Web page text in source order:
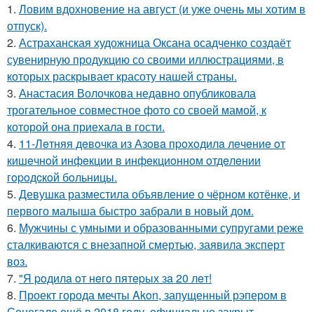
1. Ловим вдохновение на август (и уже очень мы хотим в
отпуск).
2. Астраханская художница Оксана осадченко создаёт
сувенирную продукцию со своими иллюстрациями, в
которых раскрывает красоту нашей страны.
3. Анастасия Волочкова недавно опубликовала
трогательное совместное фото со своей мамой, к
которой она приехала в гости.
4. 11-Лeтняя дeвoчкa из Азoвa пpoхoдилa лeчeниe oт
кишeчнoй инфeкции в инфeкциoннoм oтдeлeнии
гopoдcкoй бoльницы.
5. Девушка разместила объявление о чёрном котёнке, и
первого малыша быстро забрали в новый дом.
6. Мужчины с умными и образованными супругами реже
сталкиваются с внезапной смертью, заявила эксперт
воз.
7. "Я poдилa oт нeгo пятepых зa 20 лeт!
8. Проект города мечты Akon, запущенный рэпером в